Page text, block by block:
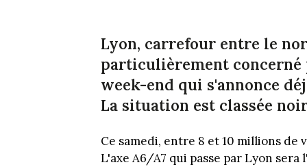
Lyon, carrefour entre le
particulièrement concerné
week-end qui s'annonce
La situation est classée
Ce samedi, entre 8 et 10 millions
L'axe A6/A7 qui passe par Lyon